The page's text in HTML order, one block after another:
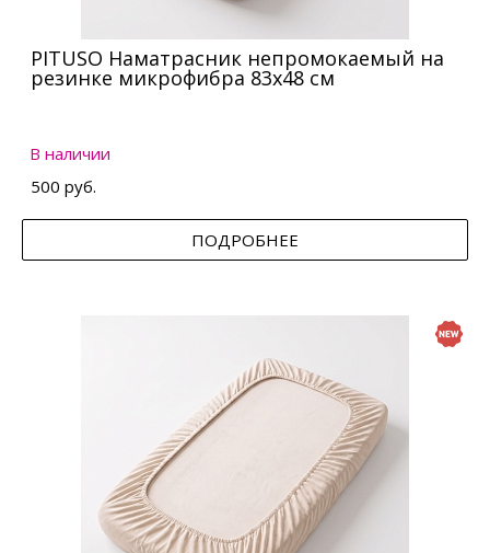
PITUSO Наматрасник непромокаемый на
резинке микрофибра 83х48 см
В наличии
500 руб.
ПОДРОБНЕЕ